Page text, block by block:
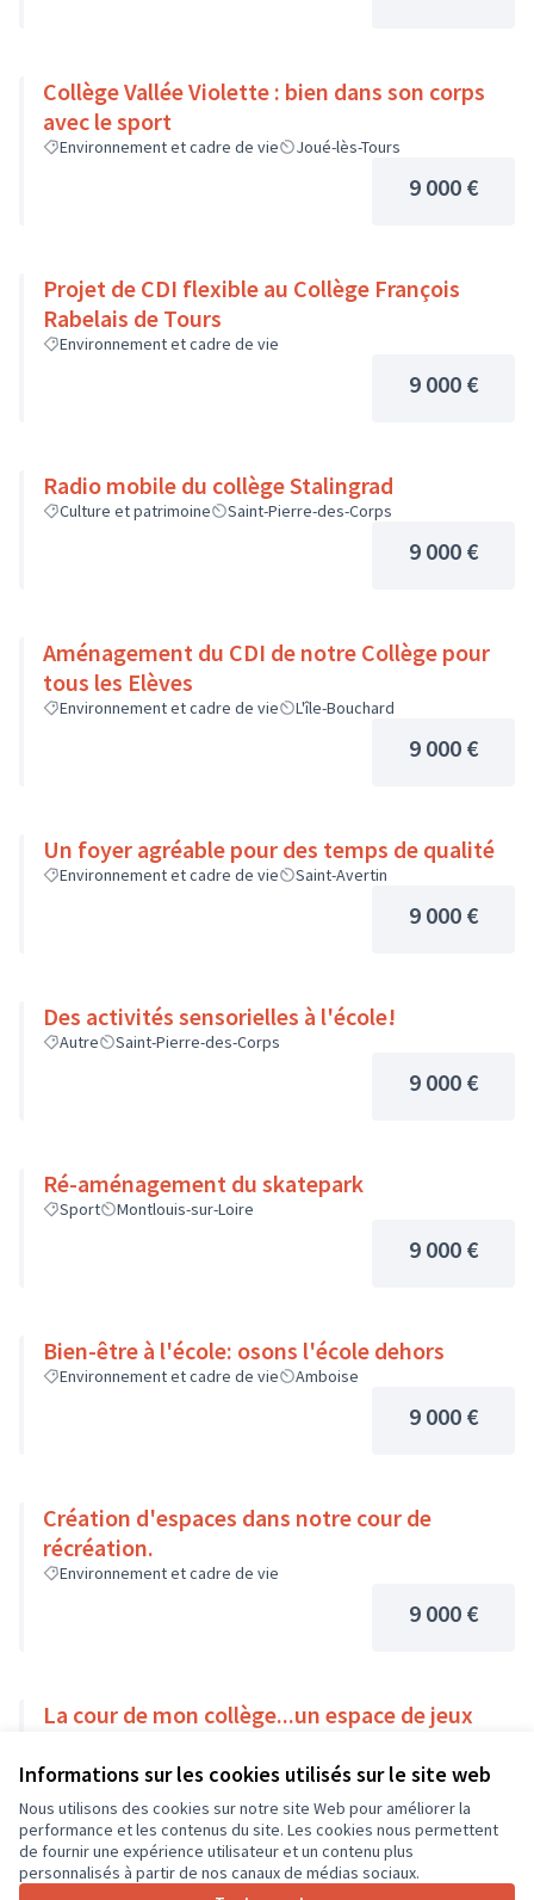
Informations sur les cookies utilisés sur le site web
Nous utilisons des cookies sur notre site Web pour améliorer la
performance et les contenus du site. Les cookies nous permettent
de fournir une expérience utilisateur et un contenu plus
personnalisés à partir de nos canaux de médias sociaux.
Collège Vallée Violette : bien dans son corps
avec le sport
Environnement et cadre de vie Joué-lès-Tours
9 000 €
Projet de CDI flexible au Collège François
Rabelais de Tours
Environnement et cadre de vie
9 000 €
Radio mobile du collège Stalingrad
Culture et patrimoine Saint-Pierre-des-Corps
9 000 €
Aménagement du CDI de notre Collège pour
tous les Elèves
Environnement et cadre de vie L'île-Bouchard
9 000 €
Un foyer agréable pour des temps de qualité
Environnement et cadre de vie Saint-Avertin
9 000 €
Des activités sensorielles à l'école!
Autre Saint-Pierre-des-Corps
9 000 €
Ré-aménagement du skatepark
Sport Montlouis-sur-Loire
9 000 €
Bien-être à l'école: osons l'école dehors
Environnement et cadre de vie Amboise
9 000 €
Création d'espaces dans notre cour de
récréation.
Environnement et cadre de vie
9 000 €
La cour de mon collège...un espace de jeux
9 000 €